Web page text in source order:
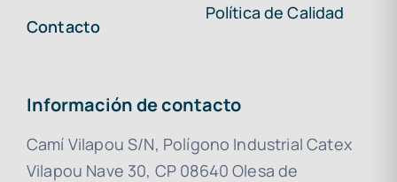
Contacto
Política de Calidad
Información de contacto
Camí Vilapou S/N, Polígono Industrial Catex
Vilapou Nave 30, CP 08640 Olesa de